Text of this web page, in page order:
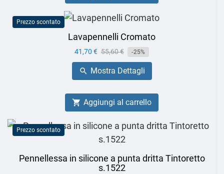
Prezzo scontato
Lavapennelli Cromato
Prezzo
41,70 € Prezzo
base
55,60 € -25%
 Mostra Dettagli
 Aggiungi al carrello
Prezzo scontato
Pennellessa in silicone a punta dritta Tintoretto
s.1522